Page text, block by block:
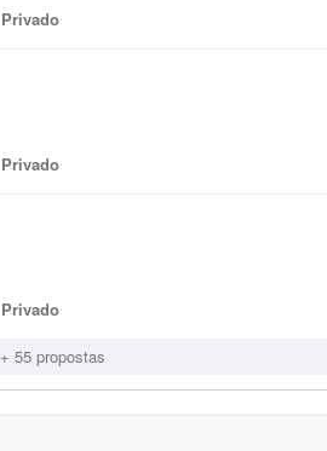
Privado
Privado
Privado
+ 55 propostas